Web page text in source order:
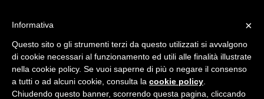
Il Blog del Garden Club di Bologna
accetta l'uso dei cookies previsto nella pagina dedicata.
Fai clic per abilitare/disabilitare il tracciamento di
Google Analytics.
×
Informativa
Questo sito o gli strumenti terzi da questo utilizzati si avvalgono
di cookie necessari al funzionamento ed utili alle finalità illustrate
nella cookie policy. Se vuoi saperne di più o negare il consenso
a tutti o ad alcuni cookie, consulta la cookie policy
Chiudendo questo banner, scorrendo questa pagina, cliccando